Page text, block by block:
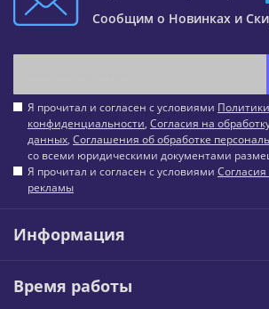
Сообщим о Новинках и
Я прочитал и согласен с условиями Политики
конфиденциальности, Согласия на
данных, Соглашения об обработке
со всеми юридическими документами
Я прочитал и согласен с условиями
рекламы
Информация
Время работы